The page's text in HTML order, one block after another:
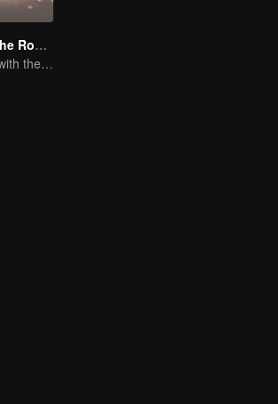
Travel With the Royal Family
New journey with the queen and concubines